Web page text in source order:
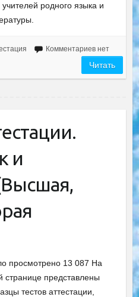
учителей родного языка и
Комментариев нет
Читать
и
просмотрено 13 087 На
странице представлены
тестов аттестации,